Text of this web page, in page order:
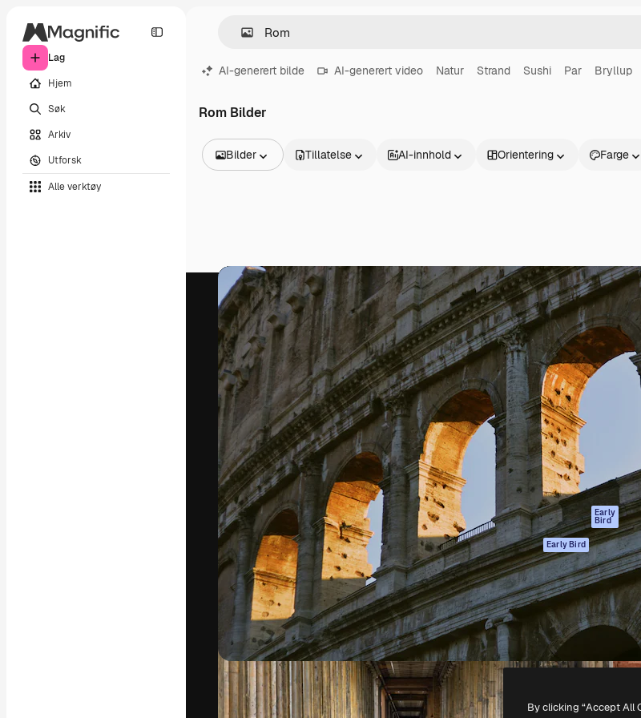
Lag
Hjem
Søk
Arkiv
Utforsk
Alle verktøy
AI-generert bilde AI-generert video Natur Strand Sushi Par Bryllup
Rom Bilder
Bilder
Videoer
Opptak
Bevegelsesgrafikk
Videomaler
Ikoner
3D-modeller
Skrifter
Tillatelse AI-innhold Orientering Farge
Den kreative plattformen for å lede ditt
beste arbeid. Mer enn 1 million abonnenter
blant kreative, selskaper, byråer og studioer.
Norsk bokmål
Produkter
Spaces
AI-assistent
AI Image Generator
AI-videogenerator
AI-
stemmegenerator
Arkivinnhold
MCP for
Claude/ChatGPT
Early
Bird
Agenter Early Bird
API
Mobilapp
Alle Magnific-
verktøy
Copyright © 2010- 2026Freepik Company S.L.U. Alle rettigheter forbeholdt.
By clicking “Accept All